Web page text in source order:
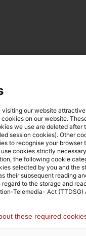
visiting our website
on our website.
we use are deleted
session cookies). Other
to recognise your
cookies strictly
the following cookie
selected by you and the
their subsequent reading
to the storage and
Telemedia- Act
these required